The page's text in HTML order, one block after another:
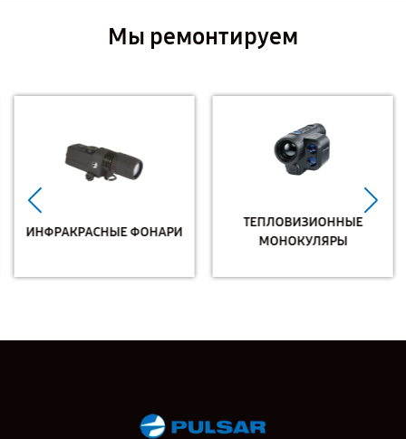
Мы ремонтируем
ИНФРАКРАСНЫЕ ФОНАРИ
ТЕПЛОВИЗИОННЫЕ
МОНОКУЛЯРЫ